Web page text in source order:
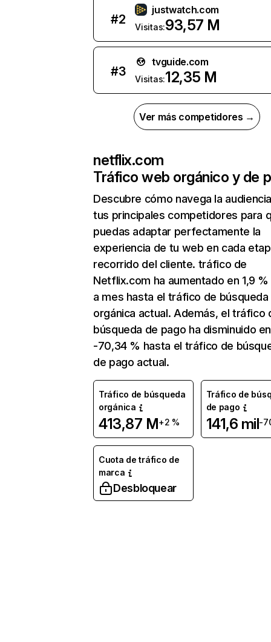
#2
justwatch.com
Visitas:93,57 M
#3
tvguide.com
Visitas:12,35 M
Ver más competidores →
netflix.com
Tráfico web orgánico y de
Descubre cómo navega la
tus principales competidores para
puedas adaptar perfectamente la
experiencia de tu web en cada
recorrido del cliente. tráfico de
Netflix.com ha aumentado en 1,9
a mes hasta el tráfico de búsqueda
orgánica actual. Además, el tráfico
búsqueda de pago ha disminuido en
-70,34 % hasta el tráfico de
de pago actual.
Tráfico de búsqueda
orgánica
413,87 M+2 %
Tráfico de
de pago
141,6 mil-
Cuota de tráfico de
marca
Desbloquear